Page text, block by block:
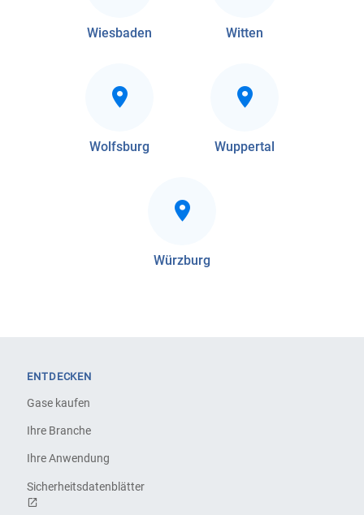
Wiesbaden Witten
Wolfsburg Wuppertal
Würzburg
ENTDECKEN
Gase kaufen
Ihre Branche
Ihre Anwendung
Sicherheitsdatenblätter